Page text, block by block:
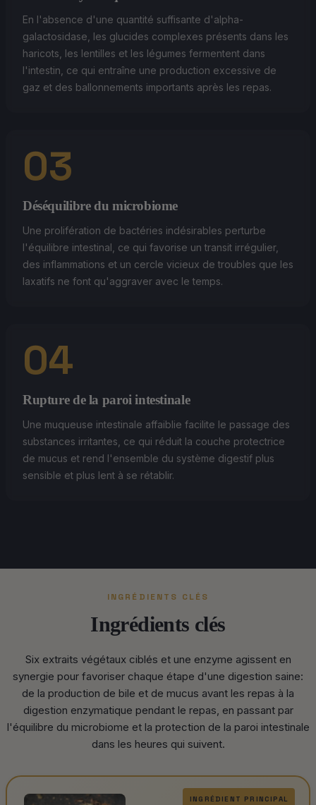
En l'absence d'une quantité suffisante d'alpha-
galactosidase, les glucides complexes présents dans les
haricots, les lentilles et les légumes fermentent dans
l'intestin, ce qui entraîne une production excessive de
gaz et des ballonnements importants après les repas.
03
Déséquilibre du microbiome
Une prolifération de bactéries indésirables perturbe
l'équilibre intestinal, ce qui favorise un transit irrégulier,
des inflammations et un cercle vicieux de troubles que les
laxatifs ne font qu'aggraver avec le temps.
04
Rupture de la paroi intestinale
Une muqueuse intestinale affaiblie facilite le passage des
substances irritantes, ce qui réduit la couche protectrice
de mucus et rend l'ensemble du système digestif plus
sensible et plus lent à se rétablir.
INGRÉDIENTS CLÉS
Ingrédients clés
Six extraits végétaux ciblés et une enzyme agissent en
synergie pour favoriser chaque étape d'une digestion saine:
de la production de bile et de mucus avant les repas à la
digestion enzymatique pendant le repas, en passant par
l'équilibre du microbiome et la protection de la paroi intestinale
dans les heures qui suivent.
INGRÉDIENT PRINCIPAL